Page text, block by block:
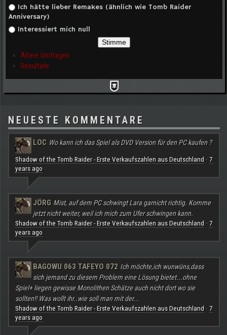
Ich hätte lieber Remakes (ähnlich wie Tomb Raider
Anniversary)
Interessiert mich null
Ältere Umfragen
Resultate
NEUESTE KOMMENTARE
LOC Wo kann ich das Spiel als DVD Version für den PC kaufen ?
Shadow of the Tomb Raider - Erste Verkaufszahlen aus Deutschland · 7
years ago
JÖRG Mist, auf dem PC schwingt Lara garnicht richtig. Komme
jetzt nicht weiter, weil ich mich zum Ufer schwingen kann.
Shadow of the Tomb Raider - Erste Verkaufszahlen aus Deutschland · 7
years ago
BAGOWU 063 TAFEYO 072 Ich möchte,ich wunwüns,dass
sich jemand zu diesem Problem eine Lösung bietet...ohne
Spiel+ liegen gewisse Monolithen Schätze auch nicht dort wo sie
sollten!! Was wollt ihr..wie soll man mit der...
Shadow of the Tomb Raider - Erste Verkaufszahlen aus Deutschland · 7
years ago